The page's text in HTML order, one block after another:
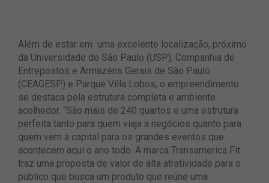
Além de estar em uma excelente localização, próximo
da Universidade de São Paulo (USP), Companhia de
Entrepostos e Armazéns Gerais de São Paulo
(CEAGESP) e Parque Villa Lobos, o empreendimento
se destaca pela estrutura completa e ambiente
acolhedor. “São mais de 240 quartos e uma estrutura
perfeita tanto para quem viaja a negócios quanto para
quem vem à capital para os grandes eventos que
acontecem aqui o ano todo. A marca Transamerica Fit
traz uma proposta de valor de alta atratividade para o
público que busca um produto que reúne uma